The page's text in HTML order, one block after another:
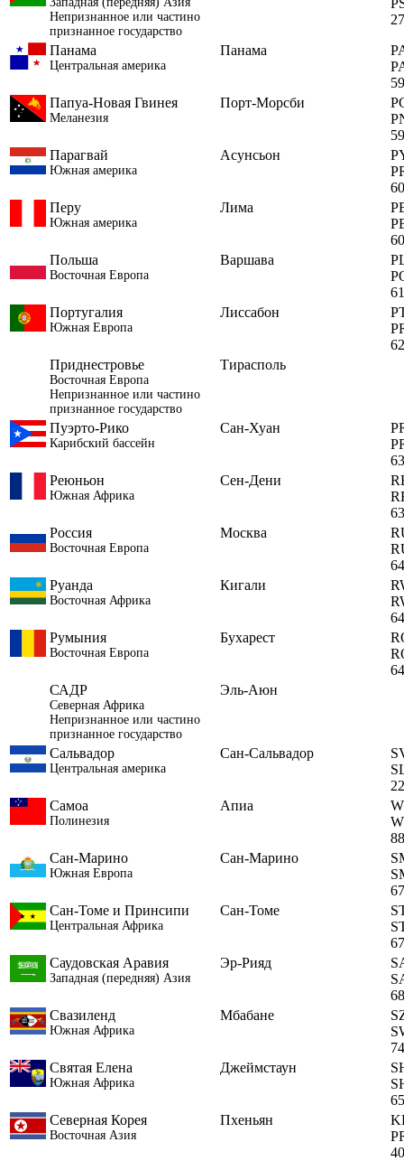
Непризнанное или частино
признанное государство
Панама
Центральная америка
Панама
Папуа-Новая Гвинея
Меланезия
Порт-Морсби
Парагвай
Южная америка
Асунсьон
Перу
Южная америка
Лима
Польша
Восточная Европа
Варшава
Португалия
Южная Европа
Лиссабон
Приднестровье
Восточная Европа
Непризнанное или частино
признанное государство
Тирасполь
Пуэрто-Рико
Карибский бассейн
Сан-Хуан
Реюньон
Южная Африка
Сен-Дени
Россия
Восточная Европа
Москва
Руанда
Восточная Африка
Кигали
Румыния
Восточная Европа
Бухарест
САДР
Северная Африка
Непризнанное или частино
признанное государство
Эль-Аюн
Сальвадор
Центральная америка
Сан-Сальвадор
Самоа
Полинезия
Апиа
Сан-Марино
Южная Европа
Сан-Марино
Сан-Томе и Принсипи
Центральная Африка
Сан-Томе
Саудовская Аравия
Западная (передняя) Азия
Эр-Рияд
Свазиленд
Южная Африка
Мбабане
Святая Елена
Южная Африка
Джеймстаун
Северная Корея
Восточная Азия
Пхеньян